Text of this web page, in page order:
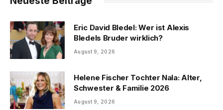
Eric David Bledel: Wer ist Alexis
Bledels Bruder wirklich?
August 9, 2026
Helene Fischer Tochter Nala: Alter,
Schwester & Familie 2026
August 9, 2026